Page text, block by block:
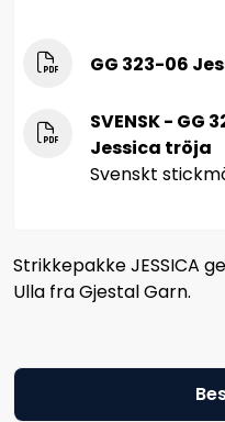
GG 323-06
SVENSK - GG
Jessica tröja
Svenskt
Strikkepakke JESSICA
Ulla fra Gjestal Garn.